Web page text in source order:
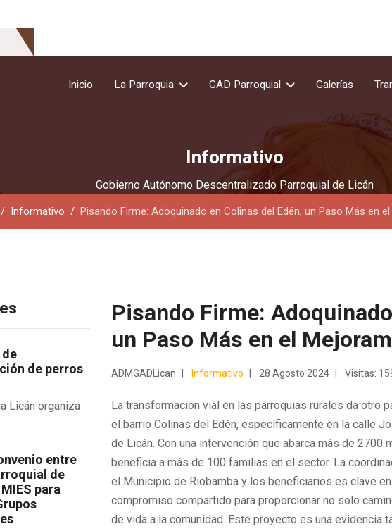
Inicio La Parroquia GAD Parroquial Galerías
Informativo
Gobierno Autónomo Descentralizado Parroquial de Licán
Informativo Pisando Firme: Adoquinado en Colinas del Edén, un Paso Más en
de
de perros
Licán organiza
entre
de
para
Pisando Firme:
un Paso Más en el
ADMGADLican Informativo 28 Agosto 2024 Visitas:
La transformación vial en las parroquias rurales da otro
el barrio Colinas del Edén, específicamente en la calle
de Licán. Con una intervención que abarca más de
beneficia a más de 100 familias en el sector. La
el Municipio de Riobamba y los beneficiarios es clave
compromiso compartido para proporcionar no solo
de vida a la comunidad. Este proyecto es una evidencia